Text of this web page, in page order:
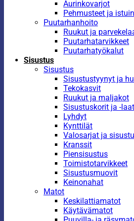
Aurinkovarjot
Pehmusteet ja
Puutarhanhoito
Ruukut ja
Puutarhatarvikkeet
Puutarhatyökalut
Sisustus
Sisustus
Sisustustyynyt ja
Tekokasvit
Ruukut ja maljakot
Sisustuskorit ja -
Lyhdyt
Kynttilät
Valosarjat ja
Kranssit
Piensisustus
Toimistotarvikkeet
Sisustusmuovit
Keinonahat
Matot
Keskilattiamatot
Käytävämatot